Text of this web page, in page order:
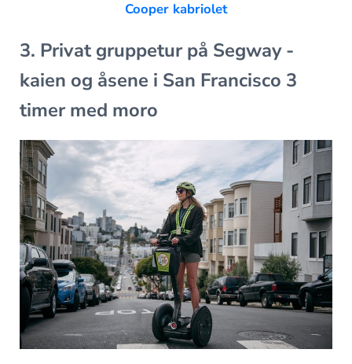
Cooper kabriolet
3. Privat gruppetur på Segway -
kaien og åsene i San Francisco 3
timer med moro